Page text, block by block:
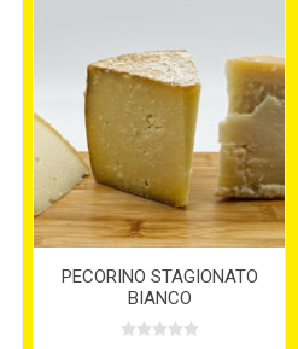
PECORINO STAGIONATO
BIANCO